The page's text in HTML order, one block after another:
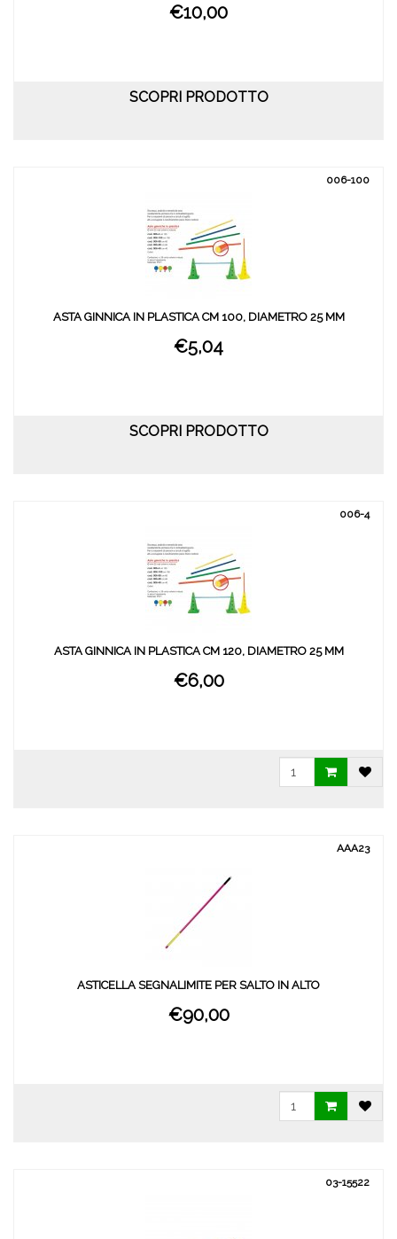
€10,00
SCOPRI PRODOTTO
006-100
ASTA GINNICA IN PLASTICA CM 100, DIAMETRO 25 MM
€5,04
SCOPRI PRODOTTO
006-4
ASTA GINNICA IN PLASTICA CM 120, DIAMETRO 25 MM
€6,00
AAA23
ASTICELLA SEGNALIMITE PER SALTO IN ALTO
€90,00
03-15522